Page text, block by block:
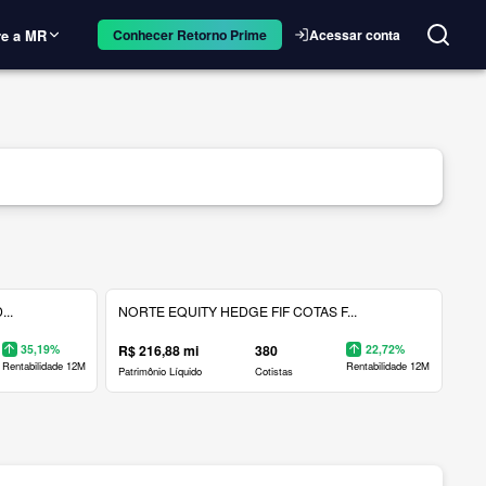
a MR Conhecer Retorno Prime Acessar conta
35,19%
Rentabilidade 12M
NORTE EQUITY HEDGE FIF COTAS F...
R$ 216,88 mi
Patrimônio Líquido
380
Cotistas
22,72%
Rentabilidade 12M